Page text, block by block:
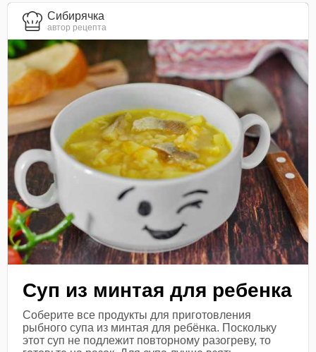
Сибирячка
автор рецепта
Суп из минтая для ребенка
Соберите все продукты для приготовления
рыбного супа из минтая для ребёнка. Поскольку
этот суп не подлежит повторному разогреву, то